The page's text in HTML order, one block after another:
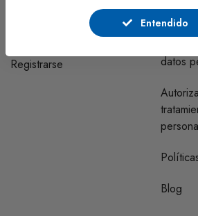
nosotros para visualizar los
Registrarse
datos
Blog
Entendido